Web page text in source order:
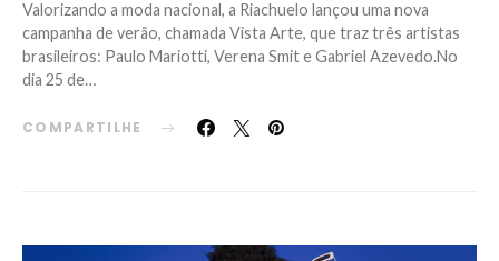
Valorizando a moda nacional, a Riachuelo lançou uma nova
campanha de verão, chamada Vista Arte, que traz três artistas
brasileiros: Paulo Mariotti, Verena Smit e Gabriel Azevedo.No
dia 25 de…
COMPARTILHE